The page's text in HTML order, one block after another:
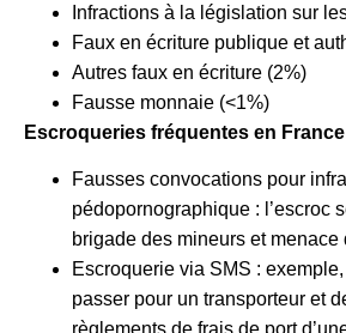
Infractions à la législation sur
Faux en écriture publique et
Autres faux en écriture (2%)
Fausse monnaie (<1%)
Escroqueries fréquentes en
Fausses convocations pour
pédopornographique : l’escroc
brigade des mineurs et menace
Escroquerie via SMS : exemple,
passer pour un transporteur et
règlements de frais de port